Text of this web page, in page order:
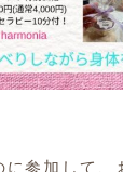
に参加して、